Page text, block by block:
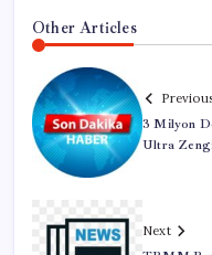
Other Articles
3 Milyon
Ultra
Next